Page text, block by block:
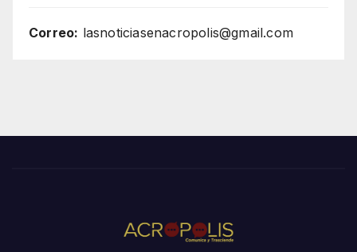
Correo: lasnoticiasenacropolis@gmail.com